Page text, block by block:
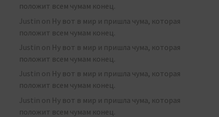
положит всем чумам конец.
Justin on Ну вот в мир и пришла чума, которая
положит всем чумам конец.
Justin on Ну вот в мир и пришла чума, которая
положит всем чумам конец.
Justin on Ну вот в мир и пришла чума, которая
положит всем чумам конец.
Justin on Ну вот в мир и пришла чума, которая
положит всем чумам конец.